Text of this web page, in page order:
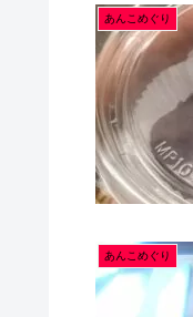
あんこめぐり
あんこめぐり